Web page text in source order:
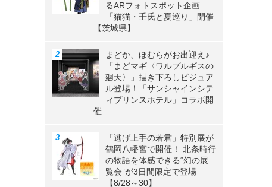
るARフォトスポット企画
「猫猫・壬氏と夏巡り」開催
【茨城県】
まどか、ほむらがお出迎え♪
「まどマギ〈ワルプルギスの
廻天〉」描き下ろしビジュア
ル登場！「サンシャインシテ
ィプリンスホテル」コラボ開
催
「逃げ上手の若君」特別展が
鶴岡八幡宮で開催！ 北条時行
の物語を体感できる“幻の展
覧会”が3日間限定で登場
【8/28～30】